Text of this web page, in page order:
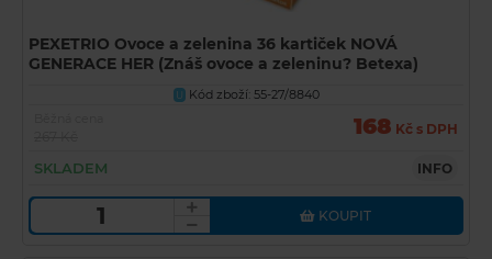
PEXETRIO Ovoce a zelenina 36 kartiček NOVÁ
GENERACE HER (Znáš ovoce a zeleninu? Betexa)
U Kód zboží: 55-27/8840
168 Kč s DPH
SKLADEM INFO
KOUPIT